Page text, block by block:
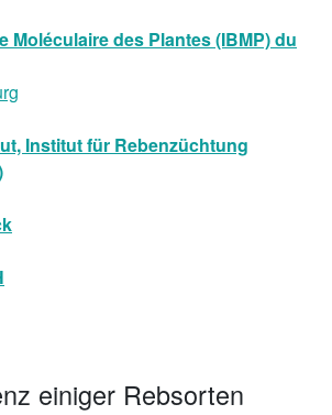
Moléculaire des Plantes (IBMP) du
Institut für Rebenzüchtung
einiger Rebsorten